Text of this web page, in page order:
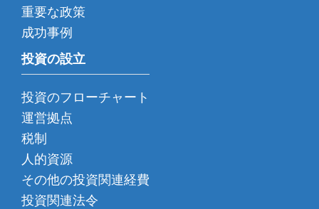
重要な政策
成功事例
投資の設立
投資のフローチャート
運営拠点
税制
人的資源
その他の投資関連経費
投資関連法令